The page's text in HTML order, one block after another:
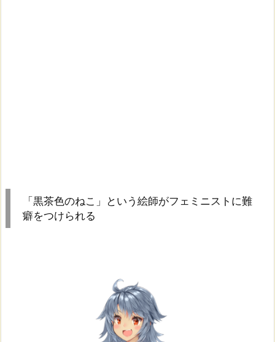
「黒茶色のねこ」という絵師がフェミニストに難
癖をつけられる